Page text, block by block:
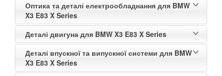
Оптика та деталі електрообладнання для BMW
X3 E83 X Series
Деталі двигуна для BMW X3 E83 X Series
Деталі впускної та випускної системи для BMW
X3 E83 X Series